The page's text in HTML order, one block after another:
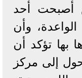
أصبحت أحد
وأن
بها تؤكد أن
إلى مركز